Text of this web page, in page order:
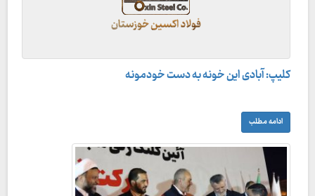
کلیپ: آبادی این خونه به دست خودمونه
ادامه مطلب